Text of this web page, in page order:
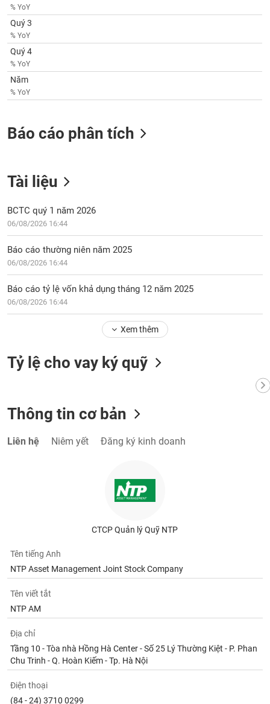
% YoY
Quý 3
% YoY
Quý 4
% YoY
Năm
% YoY
Báo cáo phân tích
Tài liệu
BCTC quý 1 năm 2026
06/08/2026 16:44
Báo cáo thường niên năm 2025
06/08/2026 16:44
Báo cáo tỷ lệ vốn khả dụng tháng 12 năm 2025
06/08/2026 16:44
Xem thêm
Tỷ lệ cho vay ký quỹ
Thông tin cơ bản
Liên hệ Niêm yết Đăng ký kinh doanh
CTCP Quản lý Quỹ NTP
Tên tiếng Anh
NTP Asset Management Joint Stock Company
Tên viết tắt
NTP AM
Địa chỉ
Tầng 10 - Tòa nhà Hồng Hà Center - Số 25 Lý Thường Kiệt - P. Phan
Chu Trinh - Q. Hoàn Kiếm - Tp. Hà Nội
Điện thoại
(84 - 24) 3710 0299
Truyền
thông
tài
chính
Dữ
chính